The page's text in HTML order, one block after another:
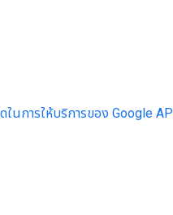
ในการให้บริการของ Google